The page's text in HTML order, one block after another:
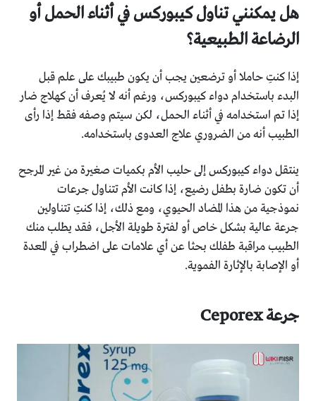
هل يمكنني تناول كيبوركس في أثناء الحمل أو
الرضاعة الطبيعية؟
إذا كنتِ حاملا أو ترضعين يجب أن يكون طبيبك على علم قبل
البدء باستخدام دواء كيبوركس، ورغم أنه لا يُعرف أن كهلاج ضار
إذا تم استخدامه في أثناء الحمل، لكن سيتم وصفه فقط إذا رأى
الطبيب أنه من الضروري علاج العدوى باستخدامه.
ينتقل دواء كيبوركس إلى حليب الأم بكميات صغيرة من غير المرجح
أن تكون ضارة بطفل رضيع، إذا كانت الأم تتناول جرعات
نموذجية من هذا المضاد الحيوي، ومع ذلك، إذا كنتِ تتناولين
جرعة عالية بشكل خاص أو لفترة طويلة الأجل، فقد يطلب منك
الطبيب مراقبة طفلك بحثا عن أي علامات على اضطراب في المعدة
أو الإصابة بالإثارة الفموية.
جرعة Ceporex